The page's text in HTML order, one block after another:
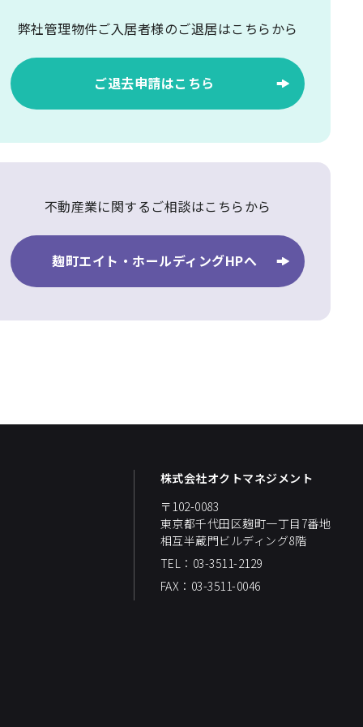
弊社管理物件ご入居者様のご退居はこちらから
ご退去申請はこちら
不動産業に関するご相談はこちらから
麹町エイト・ホールディングHPへ
株式会社オクトマネジメント
〒102-0083
東京都千代田区麹町一丁目7番地
相互半蔵門ビルディング8階
TEL：03-3511-2129
FAX：03-3511-0046